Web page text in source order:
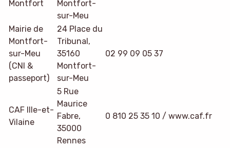
Montfort
Montfort-
sur-Meu
Mairie de
Montfort-
sur-Meu
(CNI &
passeport)
24 Place du
Tribunal,
35160
Montfort-
sur-Meu
02 99 09 05 37
CAF Ille-et-
Vilaine
5 Rue
Maurice
Fabre,
35000
Rennes
0 810 25 35 10 / www.caf.fr